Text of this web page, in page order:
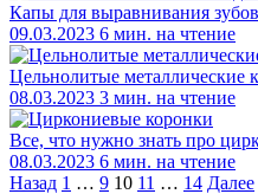
Капы для выравнивания
09.03.2023 6 мин. на чтение
Цельнолитые металлические
08.03.2023 3 мин. на чтение
Все, что нужно знать про
08.03.2023 6 мин. на чтение
Назад 1 … 9 10 11 … 14 Далее